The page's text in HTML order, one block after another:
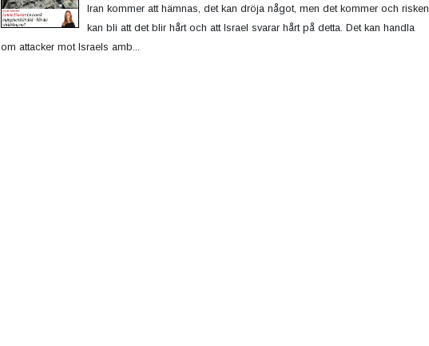
Iran kommer att hämnas, det kan dröja något, men det kommer och risken
kan bli att det blir hårt och att Israel svarar hårt på detta. Det kan handla
om attacker mot Israels amb...